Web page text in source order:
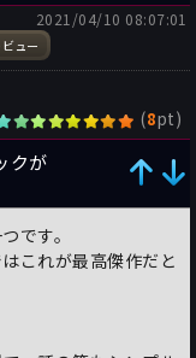
ュー
2021/04/10 08:07:01
(8pt)
クが
です。
これが最高傑作だと